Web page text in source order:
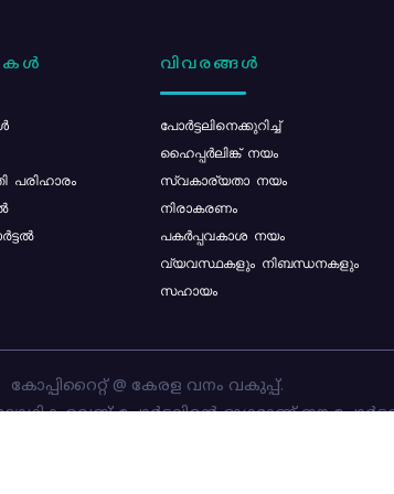
പരിഹാരം
വിവരങ്ങൾ
പോര്‍ട്ടലിനെക്കുറിച്ച്
ഹൈപ്പർലിങ്ക് നയം
സ്വകാര്യതാ നയം
നിരാകരണം
പകർപ്പവകാശ നയം
വ്യവസ്ഥകളും നിബന്ധനകളും
സഹായം
കോപ്പിറൈറ്റ് @ കേരള വനം വകുപ്പ്.
വെബ്-പോർട്ടലിന്റെ ഭാഗമാണ് ഈ